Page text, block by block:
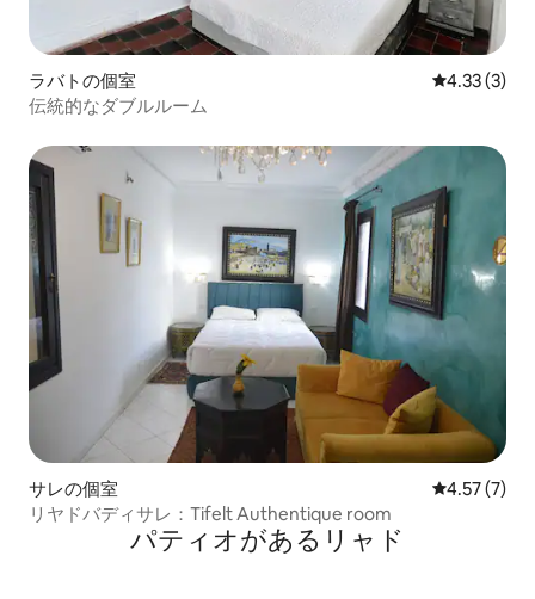
ラバトの個室 レビュー3
4.33 (3)
伝統的なダブルルーム
サレの個室 レビュー7
4.57 (7)
リヤドバディサレ：Tifelt Authentique room
パティオがあるリャド